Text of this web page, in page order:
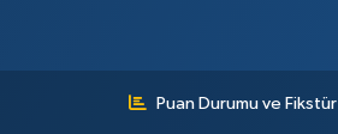
Puan Durumu ve Fikstür